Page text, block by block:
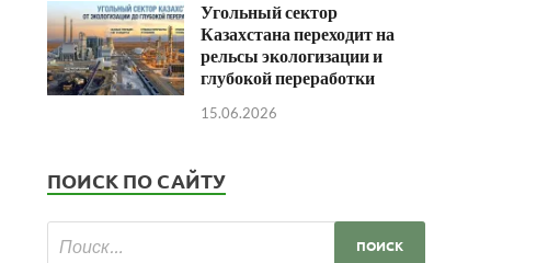
Угольный сектор
Казахстана переходит на
рельсы экологизации и
глубокой переработки
15.06.2026
ПОИСК ПО САЙТУ